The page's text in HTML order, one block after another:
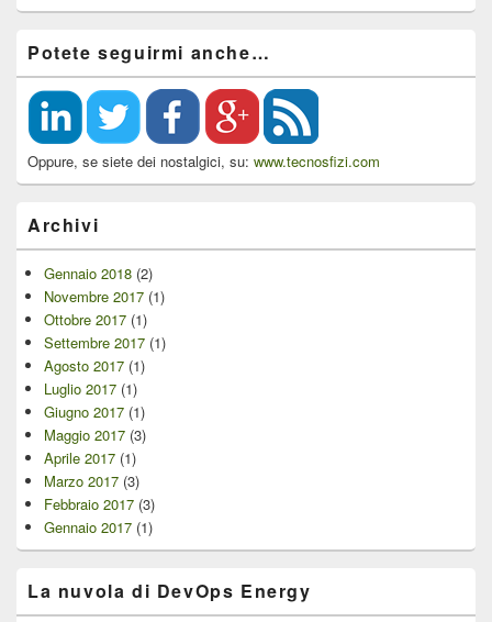
Potete seguirmi anche…
Oppure, se siete dei nostalgici, su: www.tecnosfizi.com
Archivi
Gennaio 2018 (2)
Novembre 2017 (1)
Ottobre 2017 (1)
Settembre 2017 (1)
Agosto 2017 (1)
Luglio 2017 (1)
Giugno 2017 (1)
Maggio 2017 (3)
Aprile 2017 (1)
Marzo 2017 (3)
Febbraio 2017 (3)
Gennaio 2017 (1)
La nuvola di DevOps Energy